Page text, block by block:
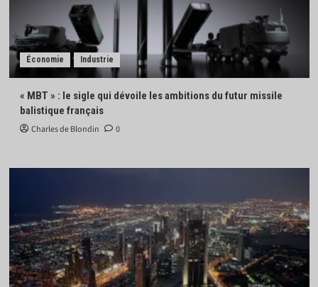
Économie Industrie
« MBT » : le sigle qui dévoile les ambitions du futur missile
balistique français
Charles de Blondin 0